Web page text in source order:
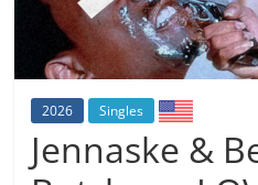
2026 Singles
Jennaske &